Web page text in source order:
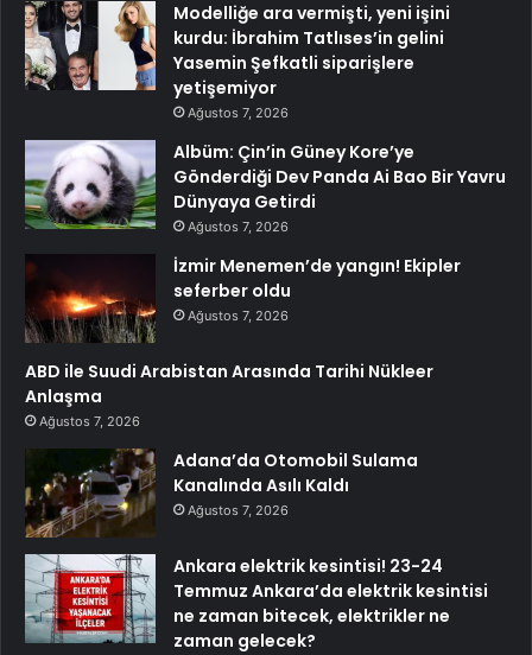
Modelliğe ara vermişti, yeni işini
kurdu: İbrahim Tatlıses’in gelini
Yasemin Şefkatli siparişlere
yetişemiyor
Ağustos 7, 2026
Albüm: Çin’in Güney Kore’ye
Gönderdiği Dev Panda Ai Bao Bir Yavru
Dünyaya Getirdi
Ağustos 7, 2026
İzmir Menemen’de yangın! Ekipler
seferber oldu
Ağustos 7, 2026
ABD ile Suudi Arabistan Arasında Tarihi Nükleer
Anlaşma
Ağustos 7, 2026
Adana’da Otomobil Sulama
Kanalında Asılı Kaldı
Ağustos 7, 2026
Ankara elektrik kesintisi! 23-24
Temmuz Ankara’da elektrik kesintisi
ne zaman bitecek, elektrikler ne
zaman gelecek?